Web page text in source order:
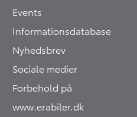
Events
Informationsdatabase
Nyhedsbrev
Sociale medier
Forbehold på
www.erabiler.dk